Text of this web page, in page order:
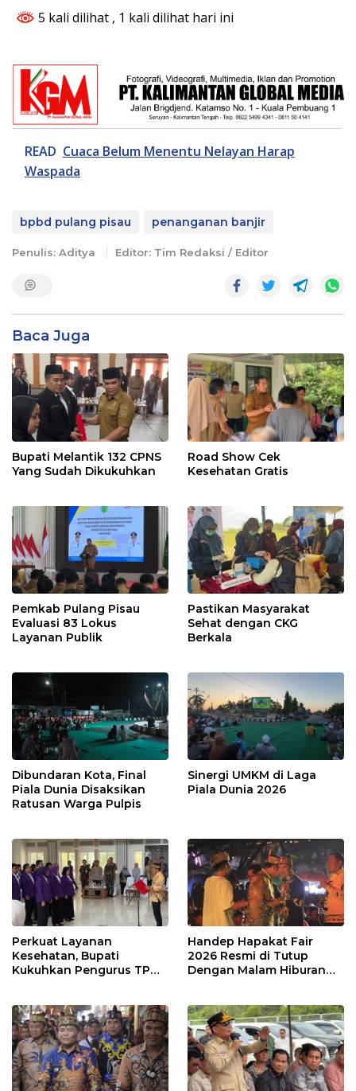
5 kali dilihat , 1 kali dilihat hari ini
READ Cuaca Belum Menentu Nelayan Harap
Waspada
bpbd pulang pisau penanganan banjir
Penulis: Aditya Editor: Tim Redaksi / Editor
Baca Juga
Bupati Melantik 132 CPNS
Yang Sudah Dikukuhkan
Road Show Cek
Kesehatan Gratis
Pemkab Pulang Pisau
Evaluasi 83 Lokus
Layanan Publik
Pastikan Masyarakat
Sehat dengan CKG
Berkala
Dibundaran Kota, Final
Piala Dunia Disaksikan
Ratusan Warga Pulpis
Sinergi UMKM di Laga
Piala Dunia 2026
Perkuat Layanan
Kesehatan, Bupati
Kukuhkan Pengurus TP
Handep Hapakat Fair
2026 Resmi di Tutup
Dengan Malam Hiburan